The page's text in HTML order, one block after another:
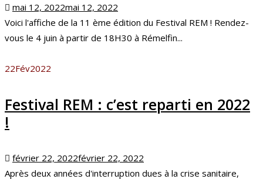
Posted
on
mai 12, 2022mai 12, 2022
Voici l'affiche de la 11 ème édition du Festival REM ! Rendez-
vous le 4 juin à partir de 18H30 à Rémelfin...
22Fév2022
Festival REM : c’est reparti en 2022
!
Posted
on
février 22, 2022février 22, 2022
Après deux années d'interruption dues à la crise sanitaire,